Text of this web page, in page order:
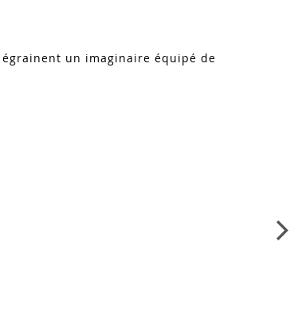
un imaginaire équipé de